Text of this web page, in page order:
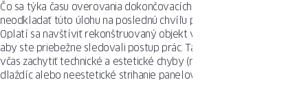
Čo sa týka času overovania dokončovacích prác, najlepšie je
neodkladať túto úlohu na poslednú chvíľu pred dokončením prác.
Oplatí sa navštíviť rekonštruovaný objekt v priemere každé dva dni,
aby ste priebežne sledovali postup prác. Takýto dohľad umožní
včas zachytiť technické a estetické chyby (napr. nesprávne položenie
dlaždíc alebo neestetické strihanie panelov).